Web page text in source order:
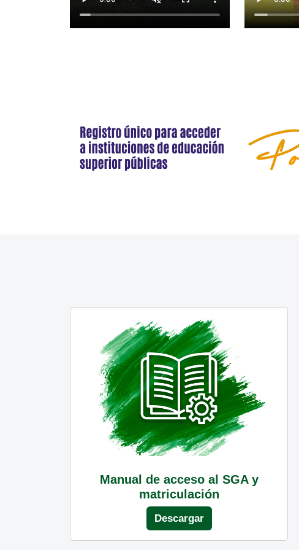
Manual de acceso al SGA y
matriculación
Descargar